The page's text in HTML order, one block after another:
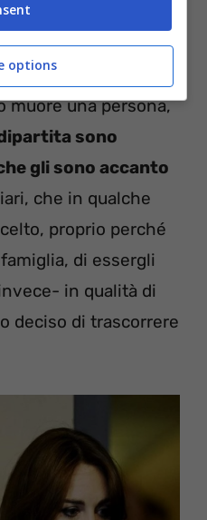
semplice
ha fatto
muore una persona,
sono
gli sono accanto
che in qualche
proprio perché
di essergli
in qualità di
deciso di trascorrere
options